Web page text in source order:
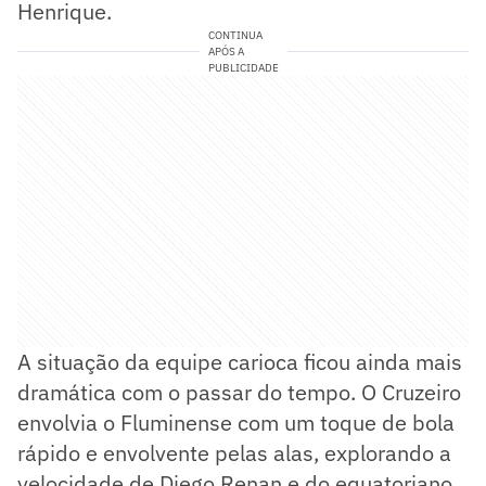
Henrique.
CONTINUA
APÓS A
PUBLICIDADE
A situação da equipe carioca ficou ainda mais
dramática com o passar do tempo. O Cruzeiro
envolvia o Fluminense com um toque de bola
rápido e envolvente pelas alas, explorando a